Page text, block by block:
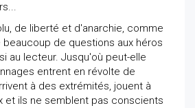
de liberté et d'anarchie, comme
de questions aux héros
au lecteur. Jusqu'où peut-elle
entrent en révolte de
à des extrémités, jouent à
et ils ne semblent pas conscients